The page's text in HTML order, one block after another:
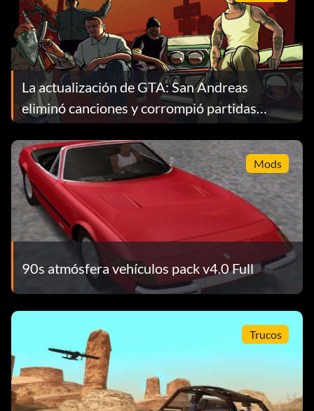
La actualización de GTA: San Andreas
eliminó canciones y corrompió partidas
guardadas
Mods
90s atmósfera vehículos pack v4.0 Full
Trucos